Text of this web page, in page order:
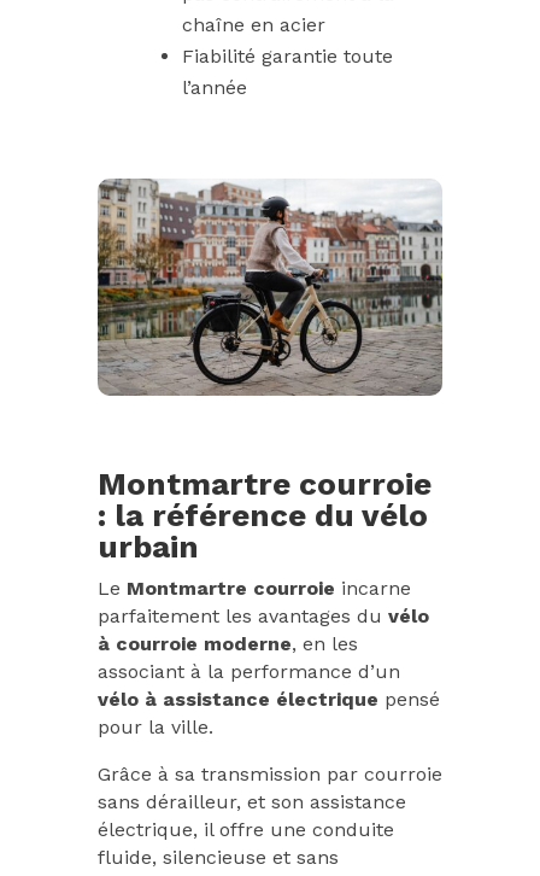
chaîne en acier
Fiabilité garantie toute
l’année
Montmartre courroie
: la référence du vélo
urbain
Le Montmartre courroie incarne
parfaitement les avantages du vélo
à courroie moderne, en les
associant à la performance d’un
vélo à assistance électrique pensé
pour la ville.
Grâce à sa transmission par courroie
sans dérailleur, et son assistance
électrique, il offre une conduite
fluide, silencieuse et sans